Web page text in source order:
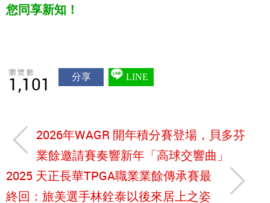
您同享新知！
瀏覽數
1,101 分享 LINE
2026年WAGR 開年積分賽登場，貝多芬
業餘邀請賽奏響新年「高球交響曲」
2025 天正長華TPGA職業業餘傳承賽最
終回：旅美選手林銓泰以後來居上之姿